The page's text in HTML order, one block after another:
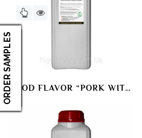
ORDER SAMPLESFOOD FLAVOR “PORK WITH